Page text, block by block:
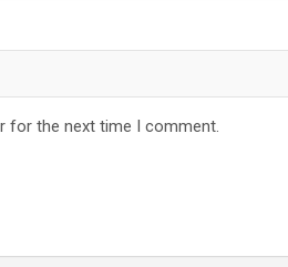
for the next time I comment.